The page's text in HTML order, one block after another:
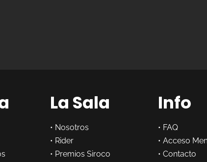
La Sala
• Nosotros
• Rider
• Premios Siroco
Info
• FAQ
•Acceso
•Contacto